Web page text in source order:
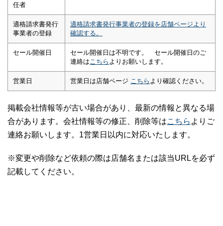
任者
適格請求書発行
事業者の登録
適格請求書発行事業者の登録を店舗ページより
確認する。
セール開催日
セール開催日は不明です。 セール開催日のご
連絡は こちら よりお願いします。
営業日 営業日は店舗ページ こちら より確認ください。
掲載会社情報等が古い場合があり、最新の情報と異なる場
合があります。会社情報等の修正、削除等はこちら よりご
連絡お願いします。1営業日以内に対応いたします。
※変更や削除など依頼の際は店舗名または該当URLを必ず
記載してください。